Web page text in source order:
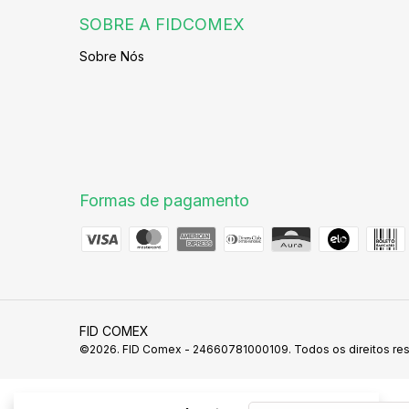
SOBRE A FIDCOMEX
Sobre Nós
Formas de pagamento
FID COMEX
©2026. FID Comex - 24660781000109. Todos os direitos